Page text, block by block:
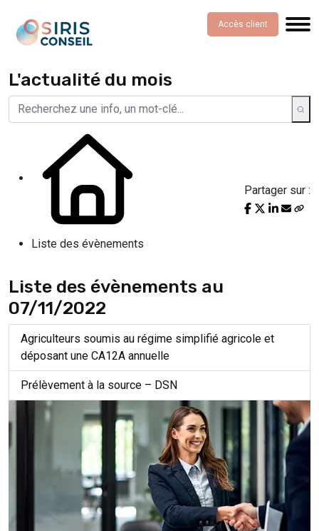
Accès client
L'actualité du mois
Liste des évènements
Partager sur :
Liste des évènements au
07/11/2022
Agriculteurs soumis au régime simplifié agricole et
déposant une CA12A annuelle
Prélèvement à la source – DSN